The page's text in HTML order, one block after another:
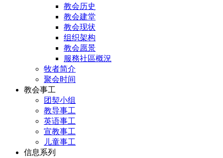
教会历史
教会建堂
教会现状
组织架构
教会愿景
服務社區概況
牧者简介
聚会时间
教会事工
团契小组
教导事工
英语事工
宣教事工
儿童事工
信息系列